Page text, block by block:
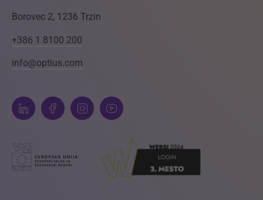
Borovec 2, 1236 Trzin
+386 1 8100 200
info@optius.com